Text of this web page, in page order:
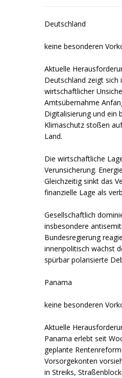
Deutschland
keine besonderen
Aktuelle
Deutschland zeigt sich
wirtschaftlicher
Amtsübernahme
Digitalisierung und ein
Klimaschutz stoßen
Land.
Die wirtschaftliche
Verunsicherung.
Gleichzeitig sinkt das
finanzielle Lage als
Gesellschaftlich
insbesondere
Bundesregierung
innenpolitisch wächst
spürbar polarisierte
Panama
keine besonderen
Aktuelle
Panama erlebt seit
geplante
Vorsorgekonten
in Streiks,